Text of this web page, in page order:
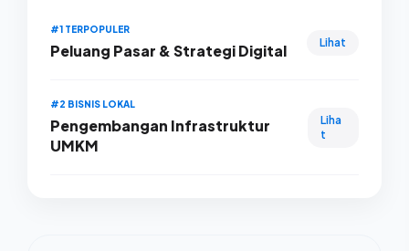
#1 TERPOPULER
Peluang Pasar & Strategi Digital Lihat
#2 BISNIS LOKAL
Pengembangan Infrastruktur
UMKM
Liha
t